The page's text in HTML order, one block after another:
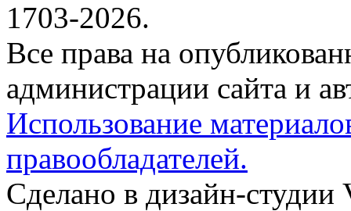
1703-2026.
Все права на
администрации сайта и
Использование
правообладателей.
Сделано в дизайн-студии